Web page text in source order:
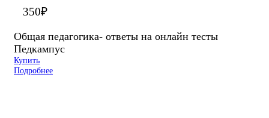
350₽
Общая педагогика- ответы на онлайн тесты
Педкампус
Купить
Подробнее